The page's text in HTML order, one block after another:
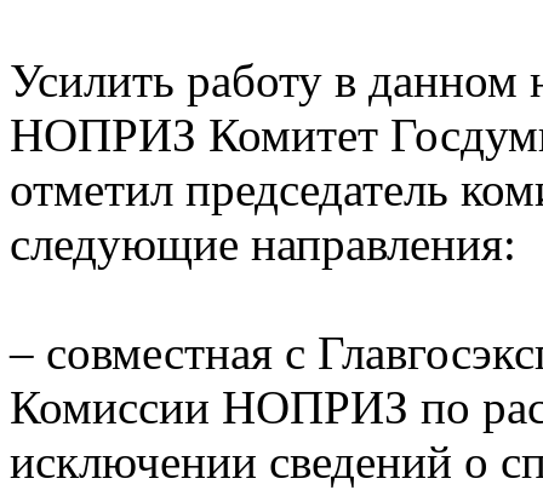
Усилить работу в данном
НОПРИЗ Комитет
отметил председатель
следующие направления:
– совместная с
Комиссии НОПРИЗ по
исключении сведений о